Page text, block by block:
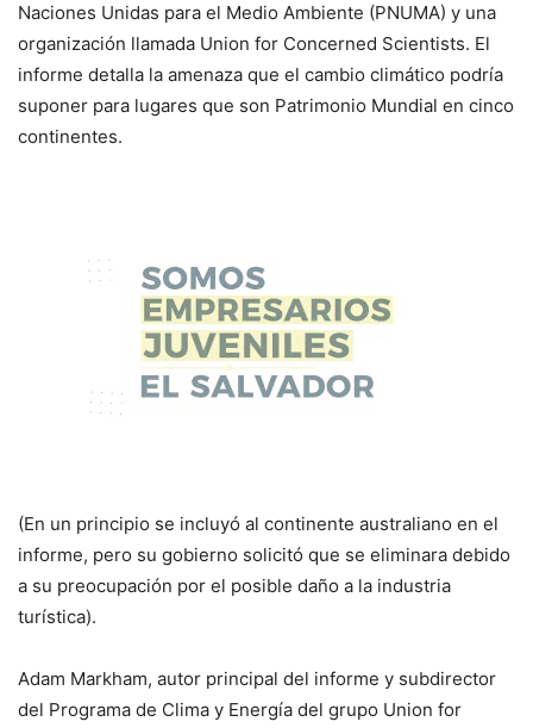
Naciones Unidas para el Medio Ambiente (PNUMA) y una
organización llamada Union for Concerned Scientists. El
informe detalla la amenaza que el cambio climático podría
suponer para lugares que son Patrimonio Mundial en cinco
continentes.
(En un principio se incluyó al continente australiano en el
informe, pero su gobierno solicitó que se eliminara debido
a su preocupación por el posible daño a la industria
turística).
Adam Markham, autor principal del informe y subdirector
del Programa de Clima y Energía del grupo Union for